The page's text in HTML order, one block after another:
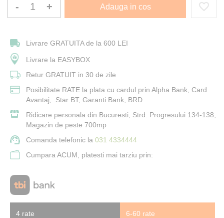
- + Adauga in cos
Livrare GRATUITA de la 600 LEI
Livrare la EASYBOX
Retur GRATUIT in 30 de zile
Posibilitate RATE la plata cu cardul prin Alpha Bank, Card
Avantaj, Star BT, Garanti Bank, BRD
Ridicare personala din Bucuresti, Strd. Progresului 134-138,
Magazin de peste 700mp
Comanda telefonic la 031 4334444
Cumpara ACUM, platesti mai tarziu prin:
4 rate
6-60 rate